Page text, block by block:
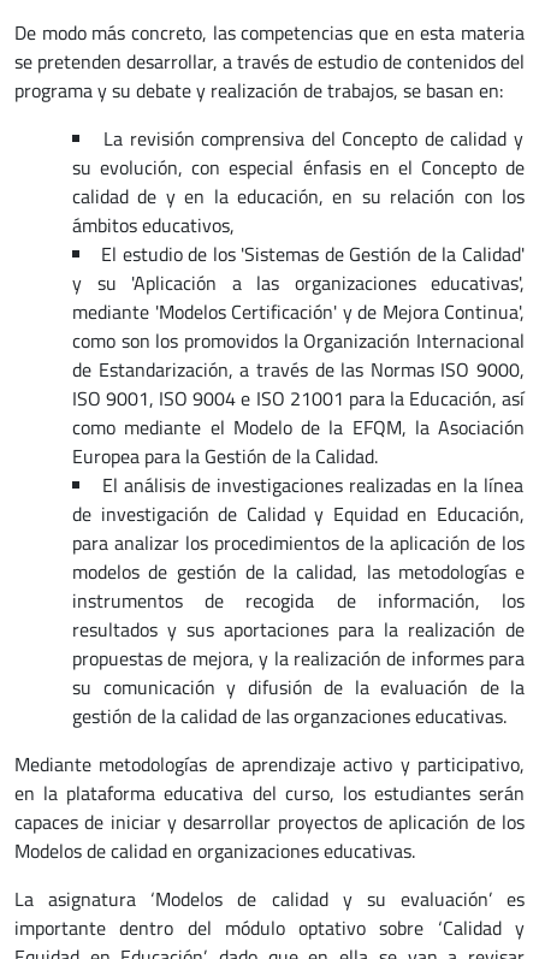
De modo más concreto, las competencias que en esta materia
se pretenden desarrollar, a través de estudio de contenidos del
programa y su debate y realización de trabajos, se basan en:
La revisión comprensiva del Concepto de calidad y
su evolución, con especial énfasis en el Concepto de
calidad de y en la educación, en su relación con los
ámbitos educativos,
El estudio de los 'Sistemas de Gestión de la Calidad'
y su 'Aplicación a las organizaciones educativas',
mediante 'Modelos Certificación' y de Mejora Continua',
como son los promovidos la Organización Internacional
de Estandarización, a través de las Normas ISO 9000,
ISO 9001, ISO 9004 e ISO 21001 para la Educación, así
como mediante el Modelo de la EFQM, la Asociación
Europea para la Gestión de la Calidad.
El análisis de investigaciones realizadas en la línea
de investigación de Calidad y Equidad en Educación,
para analizar los procedimientos de la aplicación de los
modelos de gestión de la calidad, las metodologías e
instrumentos de recogida de información, los
resultados y sus aportaciones para la realización de
propuestas de mejora, y la realización de informes para
su comunicación y difusión de la evaluación de la
gestión de la calidad de las organzaciones educativas.
Mediante metodologías de aprendizaje activo y participativo,
en la plataforma educativa del curso, los estudiantes serán
capaces de iniciar y desarrollar proyectos de aplicación de los
Modelos de calidad en organizaciones educativas.
La asignatura ‘Modelos de calidad y su evaluación’ es
importante dentro del módulo optativo sobre ‘Calidad y